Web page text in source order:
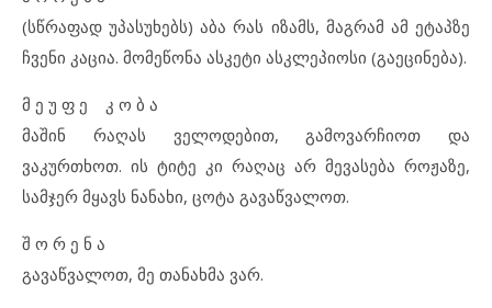
(სწრაფად უპასუხებს) აბა რას იზამს, მაგრამ ამ ეტაპზე
ჩვენი კაცია. მომეწონა ასკეტი ასკლეპიოსი (გაეცინება).
მ ე უ ფ ე კ ო ბ ა
მაშინ რაღას ველოდებით, გამოვარჩიოთ და
ვაკურთხოთ. ის ტიტე კი რაღაც არ მევასება როჟაზე,
სამჯერ მყავს ნანახი, ცოტა გავაწვალოთ.
შ ო რ ე ნ ა
გავაწვალოთ, მე თანახმა ვარ.